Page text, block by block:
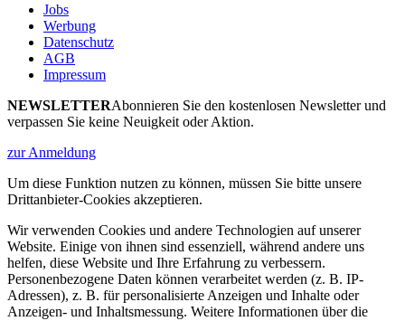
Jobs
Werbung
Datenschutz
AGB
Impressum
NEWSLETTERAbonnieren Sie den kostenlosen Newsletter und
verpassen Sie keine Neuigkeit oder Aktion.
zur Anmeldung
Um diese Funktion nutzen zu können, müssen Sie bitte unsere
Drittanbieter-Cookies akzeptieren.
Wir verwenden Cookies und andere Technologien auf unserer
Website. Einige von ihnen sind essenziell, während andere uns
helfen, diese Website und Ihre Erfahrung zu verbessern.
Personenbezogene Daten können verarbeitet werden (z. B. IP-
Adressen), z. B. für personalisierte Anzeigen und Inhalte oder
Anzeigen- und Inhaltsmessung. Weitere Informationen über die